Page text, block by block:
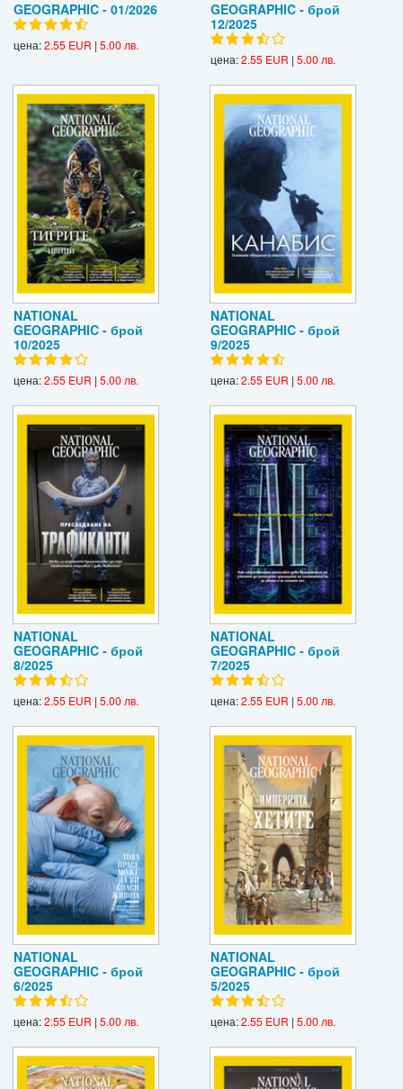
GEOGRAPHIC - 01/2026
цена:2.55 EUR | 5.00 лв.
GEOGRAPHIC - брой
12/2025
цена:2.55 EUR | 5.00 лв.
NATIONAL
GEOGRAPHIC - брой
10/2025
цена:2.55 EUR | 5.00 лв.
NATIONAL
GEOGRAPHIC - брой
9/2025
цена:2.55 EUR | 5.00 лв.
NATIONAL
GEOGRAPHIC - брой
8/2025
цена:2.55 EUR | 5.00 лв.
NATIONAL
GEOGRAPHIC - брой
7/2025
цена:2.55 EUR | 5.00 лв.
NATIONAL
GEOGRAPHIC - брой
6/2025
цена:2.55 EUR | 5.00 лв.
NATIONAL
GEOGRAPHIC - брой
5/2025
цена:2.55 EUR | 5.00 лв.